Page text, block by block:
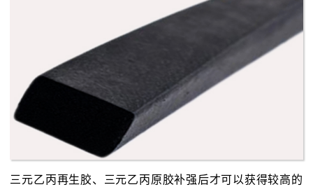
三元乙丙再生胶、三元乙丙原胶补强后才可以获得较高的